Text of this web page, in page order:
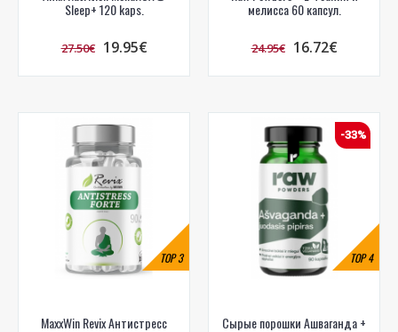
Sleep+ 120 kaps.
27.50€ 19.95€
мелисса 60 капсул.
24.95€ 16.72€
TOP3
MaxxWin Revix Антистресс
TOP4
-33%
Сырые порошки Ашваганда +